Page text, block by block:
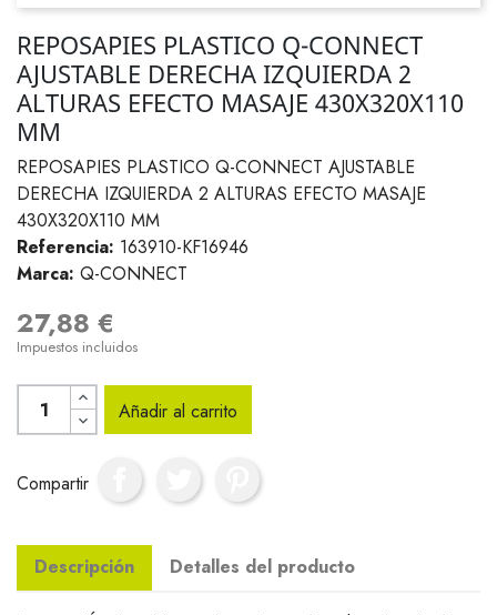
REPOSAPIES PLASTICO Q-CONNECT
AJUSTABLE DERECHA IZQUIERDA 2
ALTURAS EFECTO MASAJE 430X320X110
MM
REPOSAPIES PLASTICO Q-CONNECT AJUSTABLE
DERECHA IZQUIERDA 2 ALTURAS EFECTO MASAJE
430X320X110 MM
Referencia: 163910-KF16946
Marca: Q-CONNECT
27,88 €
Impuestos incluidos
Añadir al carrito
Compartir
Descripción Detalles del producto